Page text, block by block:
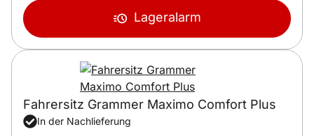
Lageralarm
Fahrersitz Grammer Maximo Comfort Plus
In der Nachlieferung